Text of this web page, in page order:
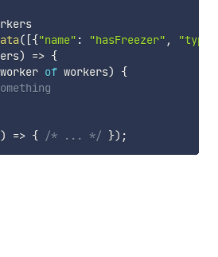
( [{"name" : "hasFreezer" , "type"
) => {
of workers)
{
) => { /* ... */ }) ;